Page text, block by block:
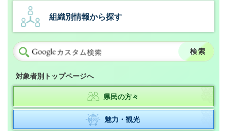
組織別情報から探す
対象者別トップページへ
県民の方々
魅力・観光